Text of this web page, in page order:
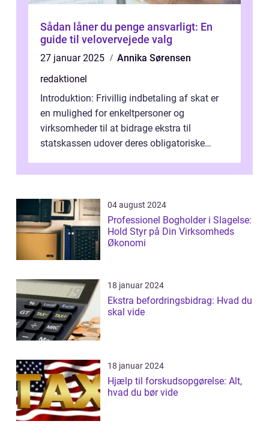
Sådan låner du penge ansvarligt: En
guide til velovervejede valg
27 januar 2025
Annika Sørensen
redaktionel
Introduktion: Frivillig indbetaling af skat er
en mulighed for enkeltpersoner og
virksomheder til at bidrage ekstra til
statskassen udover deres obligatoriske
04 august 2024
Professionel Bogholder i Slagelse:
Hold Styr på Din Virksomheds
Økonomi
18 januar 2024
Ekstra befordringsbidrag: Hvad du
skal vide
18 januar 2024
Hjælp til forskudsopgørelse: Alt,
hvad du bør vide